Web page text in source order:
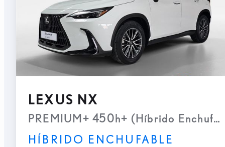
LEXUS NX
PREMIUM+ 450h+ (Híbrido
HÍBRIDO ENCHUFABLE